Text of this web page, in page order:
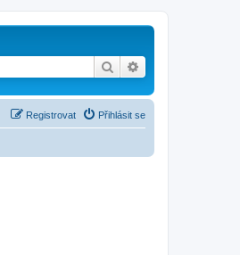
Hledat
Přihlásit se
Registrovat